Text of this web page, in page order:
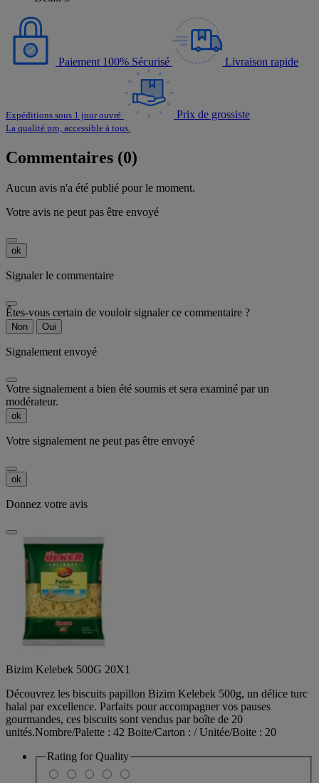
Paiement 100% Sécurisé Livraison rapide
Expéditions sous 1 jour ouvré Prix de grossiste
La qualité pro, accessible à tous.
Commentaires (0)
Aucun avis n'a été publié pour le moment.
Votre avis ne peut pas être envoyé
ok
Signaler le commentaire
Êtes-vous certain de vouloir signaler ce commentaire ?
Non Oui
Signalement envoyé
Votre signalement a bien été soumis et sera examiné par un
modérateur.
ok
Votre signalement ne peut pas être envoyé
ok
Donnez votre avis
Bizim Kelebek 500G 20X1
Découvrez les biscuits papillon Bizim Kelebek 500g, un délice turc
halal par excellence. Parfaits pour accompagner vos pauses
gourmandes, ces biscuits sont vendus par boîte de 20
unités.Nombre/Palette : 42 Boite/Carton : / Unitée/Boite : 20
Rating forQuality